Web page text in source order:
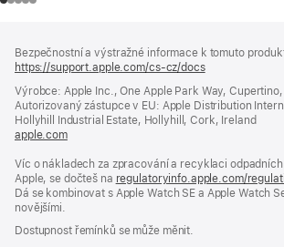
Bezpečnostní a výstražné informace k tomuto
https://support.apple.com/cs-cz/docs(otevře
v novém
okně)
Výrobce: Apple Inc., One Apple Park Way,
Autorizovaný zástupce v EU: Apple Distribution
Hollyhill Industrial Estate, Hollyhill, Cork, Ireland
apple.com(otevře
v novém
okně)
Víc o nákladech za zpracování a recyklaci
Apple, se dočteš na regulatoryinfo.apple.com/
Dá se kombinovat s Apple Watch SE a Apple Watch
novějšími.
Dostupnost řemínků se může měnit.